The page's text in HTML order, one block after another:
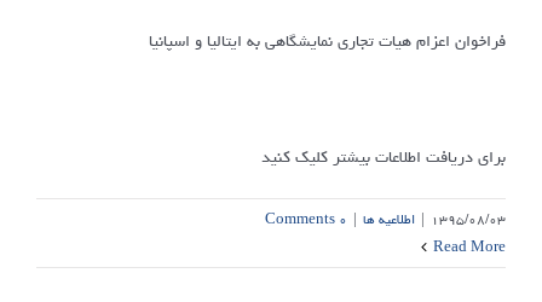
فراخوان اعزام هیات تجاری نمایشگاهی به ایتالیا و اسپانیا
برای دریافت اطلاعات بیشتر کلیک کنید
۱۳۹۵/۰۸/۰۳ | اطلاعیه ها | ۰ Comments
Read More